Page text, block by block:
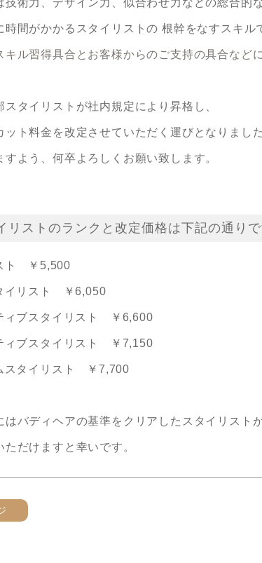
技術力、デザイン力、似合わせ力などの総合的
時間がかかるスタイリストの 根幹をなすスキル
キル習得具合とお客様からのご支持の具合など
スタイリストが社内規定により昇格し、
ット料金を改定させていただく運びとなりまし
すよう、何卒よろしくお願い致します。
リストのランクと改定価格は下記の通り
ト ￥5,500
イリスト ￥6,050
ィブスタイリスト ￥6,600
ィブスタイリスト ￥7,150
スタイリスト ￥7,700
はバディヘアの基準をクリアしたスタイリスト
だけますと幸いです。